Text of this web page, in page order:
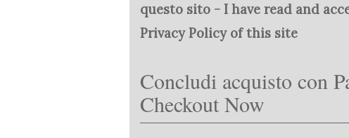
questo sito - I have read and
Privacy Policy of this site
Concludi acquisto con
Checkout Now